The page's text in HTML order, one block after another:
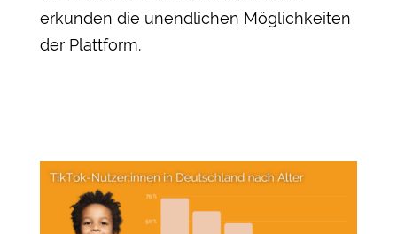
erkunden die unendlichen Möglichkeiten
der Plattform.